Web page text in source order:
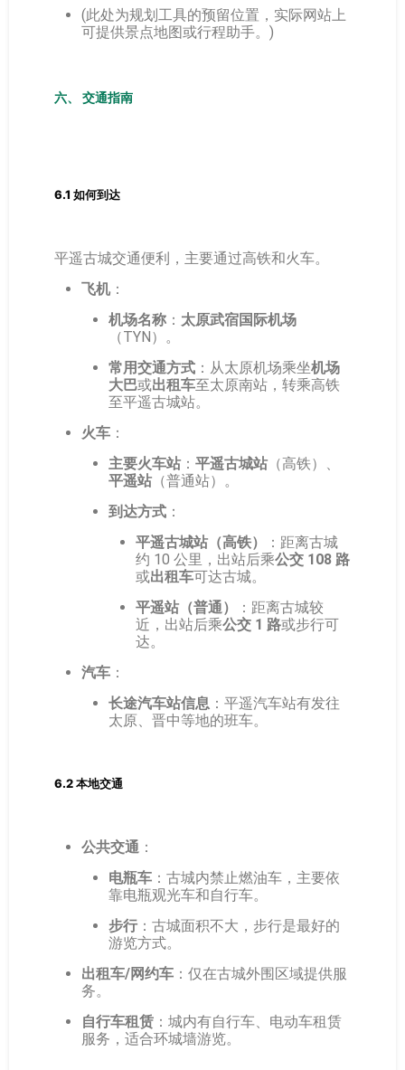
(此处为规划工具的预留位置，实际网站上
可提供景点地图或行程助手。)
六、 交通指南
6.1 如何到达
平遥古城交通便利，主要通过高铁和火车。
飞机：
机场名称 ： 太原武宿国际机场
（TYN）。
常用交通方式 ：从太原机场乘坐机场
大巴或出租车至太原南站，转乘高铁
至平遥古城站。
火车 ：
主要火车站 ： 平遥古城站 （高铁）、
平遥站 （普通站）。
到达方式 ：
平遥古城站（高铁）
：距离古城
约 10 公里，出站后乘公交 108 路
或出租车可达古城。
平遥站（普通）
：距离古城较
近，出站后乘公交 1 路或步行可
达。
汽车 ：
长途汽车站信息 ：平遥汽车站有发往
太原、晋中等地的班车。
6.2 本地交通
公共交通 ：
电瓶车 ：古城内禁止燃油车，主要依
靠电瓶观光车和自行车。
步行 ：古城面积不大，步行是最好的
游览方式。
出租车/网约车 ：仅在古城外围区域提供服
务。
自行车租赁 ：城内有自行车、电动车租赁
服务，适合环城墙游览。